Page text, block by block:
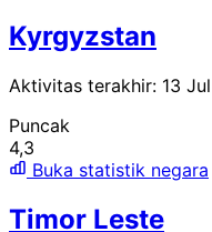
Kyrgyzstan
Aktivitas terakhir: 13
Puncak
4,3
Buka statistik negara
Timor Leste